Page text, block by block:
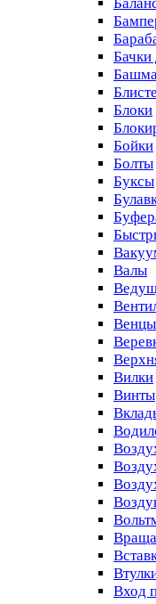
Бачки
Блоки
Бойки
Болты
Буксы
Валы
Вилки
Винты
Вход